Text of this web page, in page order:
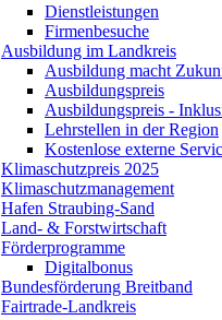
Dienstleistungen
Firmenbesuche
Ausbildung im Landkreis
Ausbildung macht
Ausbildungspreis
Ausbildungspreis -
Lehrstellen in der Region
Kostenlose externe
Klimaschutzpreis 2025
Klimaschutzmanagement
Hafen Straubing-Sand
Land- & Forstwirtschaft
Förderprogramme
Digitalbonus
Bundesförderung Breitband
Fairtrade-Landkreis